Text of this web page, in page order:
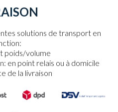
solutions de transport en
poids/volume
en point relais ou à domicile
de la livraison